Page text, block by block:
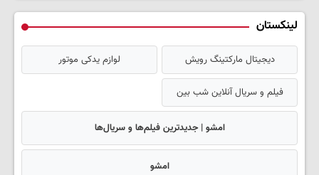
لینکستان
دیجیتال مارکتینگ رویش لوازم یدکی موتور
فیلم و سریال آنلاین شب بین
امشو | جدیدترین فیلم‌ها و سریال‌ها
امشو